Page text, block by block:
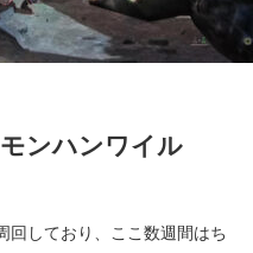
ンハンワイル
回しており、ここ数週間はち